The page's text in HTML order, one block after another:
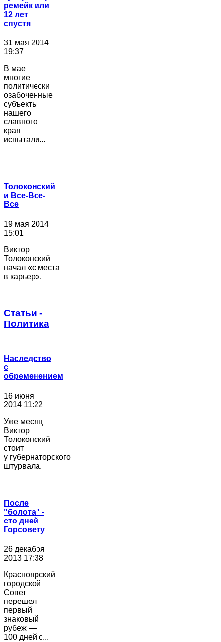
ремейк или
12 лет
спустя
31 мая 2014
19:37
В мае
многие
политически
озабоченные
субъекты
нашего
славного
края
испытали...
Толоконский
и Все-Все-
Все
19 мая 2014
15:01
Виктор
Толоконский
начал «с места
в карьер».
Статьи -
Политика
Наследство
с
обременением
16 июня
2014 11:22
Уже месяц
Виктор
Толоконский
стоит
у губернаторского
штурвала.
После
"болота" -
сто дней
Горсовету
26 декабря
2013 17:38
Красноярский
городской
Совет
перешел
первый
знаковый
рубеж —
100 дней с...